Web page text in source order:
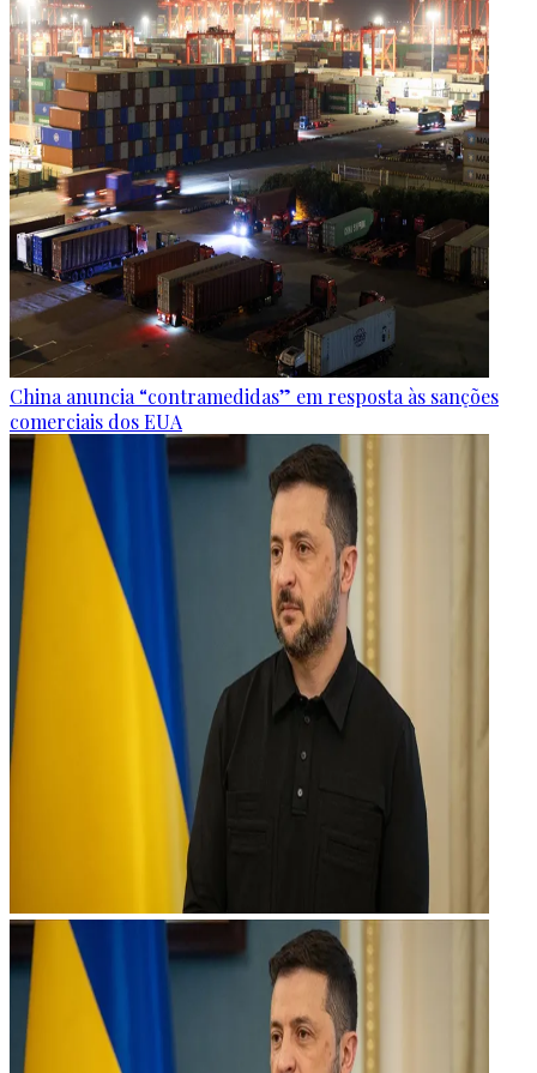
China anuncia “contramedidas” em resposta às sanções
comerciais dos EUA